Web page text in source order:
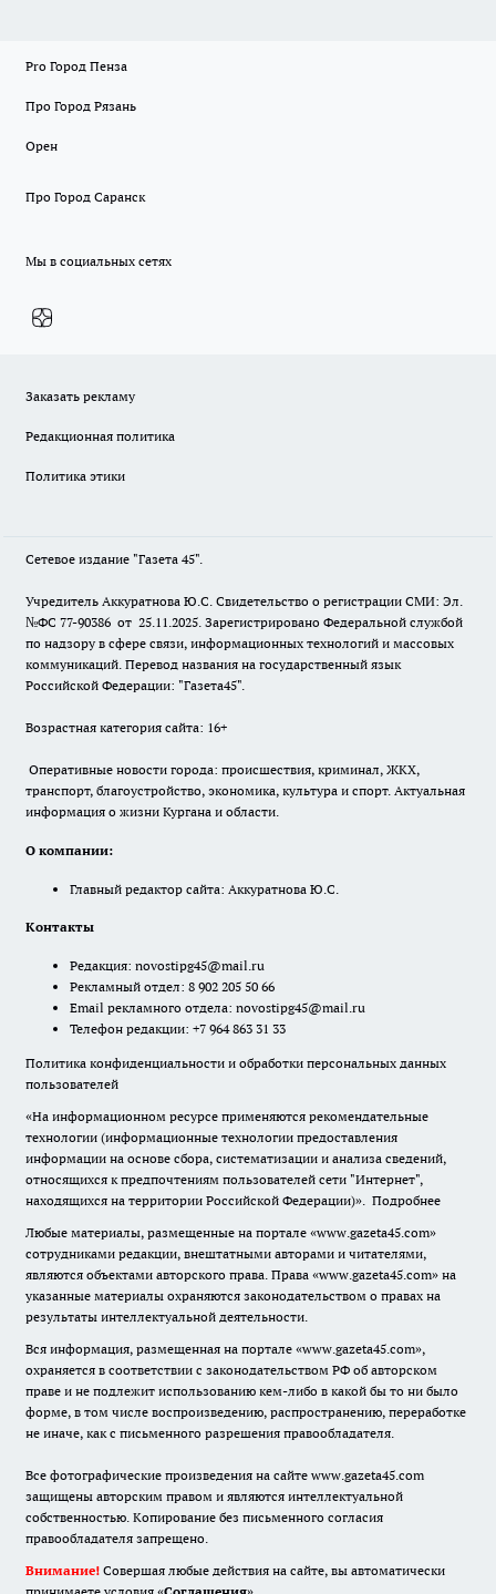
Pro Город Пенза
Про Город Рязань
Орен
Про Город Саранск
Мы в социальных сетях
Заказать рекламу
Редакционная политика
Политика этики
Сетевое издание "Газета 45".
Учредитель Аккуратнова Ю.С. Свидетельство о регистрации СМИ: Эл.
№ФС 77-90386 от 25.11.2025. Зарегистрировано Федеральной службой
по надзору в сфере связи, информационных технологий и массовых
коммуникаций. Перевод названия на государственный язык
Российской Федерации: "Газета45".
Возрастная категория сайта: 16+
Оперативные новости города: происшествия, криминал, ЖКХ,
транспорт, благоустройство, экономика, культура и спорт. Актуальная
информация о жизни Кургана и области.
О компании:
Главный редактор сайта: Аккуратнова Ю.С.
Контакты
Редакция: novostipg45@mail.ru
Рекламный отдел: 8 902 205 50 66
Email рекламного отдела: novostipg45@mail.ru
Телефон редакции: +7 964 863 31 33
Политика конфиденциальности и обработки персональных данных
пользователей
«На информационном ресурсе применяются рекомендательные
технологии (информационные технологии предоставления
информации на основе сбора, систематизации и анализа сведений,
относящихся к предпочтениям пользователей сети "Интернет",
находящихся на территории Российской Федерации)». Подробнее
Любые материалы, размещенные на портале «www.gazeta45.com»
сотрудниками редакции, внештатными авторами и читателями,
являются объектами авторского права. Права «www.gazeta45.com» на
указанные материалы охраняются законодательством о правах на
результаты интеллектуальной деятельности.
Вся информация, размещенная на портале «www.gazeta45.com»,
охраняется в соответствии с законодательством РФ об авторском
праве и не подлежит использованию кем-либо в какой бы то ни было
форме, в том числе воспроизведению, распространению, переработке
не иначе, как с письменного разрешения правообладателя.
Все фотографические произведения на сайте www.gazeta45.com
защищены авторским правом и являются интеллектуальной
собственностью. Копирование без письменного согласия
правообладателя запрещено.
Внимание! Совершая любые действия на сайте, вы автоматически